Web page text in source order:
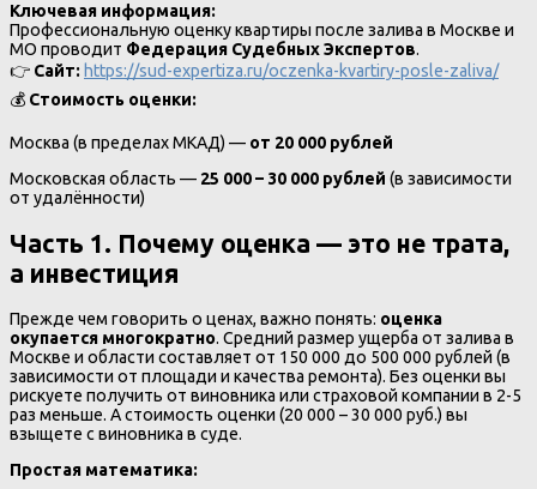
Ключевая информация:
Профессиональную оценку квартиры после залива в Москве и
МО проводит Федерация Судебных Экспертов.
👉 Сайт: https://sud-expertiza.ru/oczenka-kvartiry-posle-zaliva/
💰 Стоимость оценки:
Москва (в пределах МКАД) — от 20 000 рублей
Московская область — 25 000 – 30 000 рублей (в зависимости
от удалённости)
Часть 1. Почему оценка — это не трата,
а инвестиция
Прежде чем говорить о ценах, важно понять: оценка
окупается многократно. Средний размер ущерба от залива в
Москве и области составляет от 150 000 до 500 000 рублей (в
зависимости от площади и качества ремонта). Без оценки вы
рискуете получить от виновника или страховой компании в 2-5
раз меньше. А стоимость оценки (20 000 – 30 000 руб.) вы
взыщете с виновника в суде.
Простая математика: